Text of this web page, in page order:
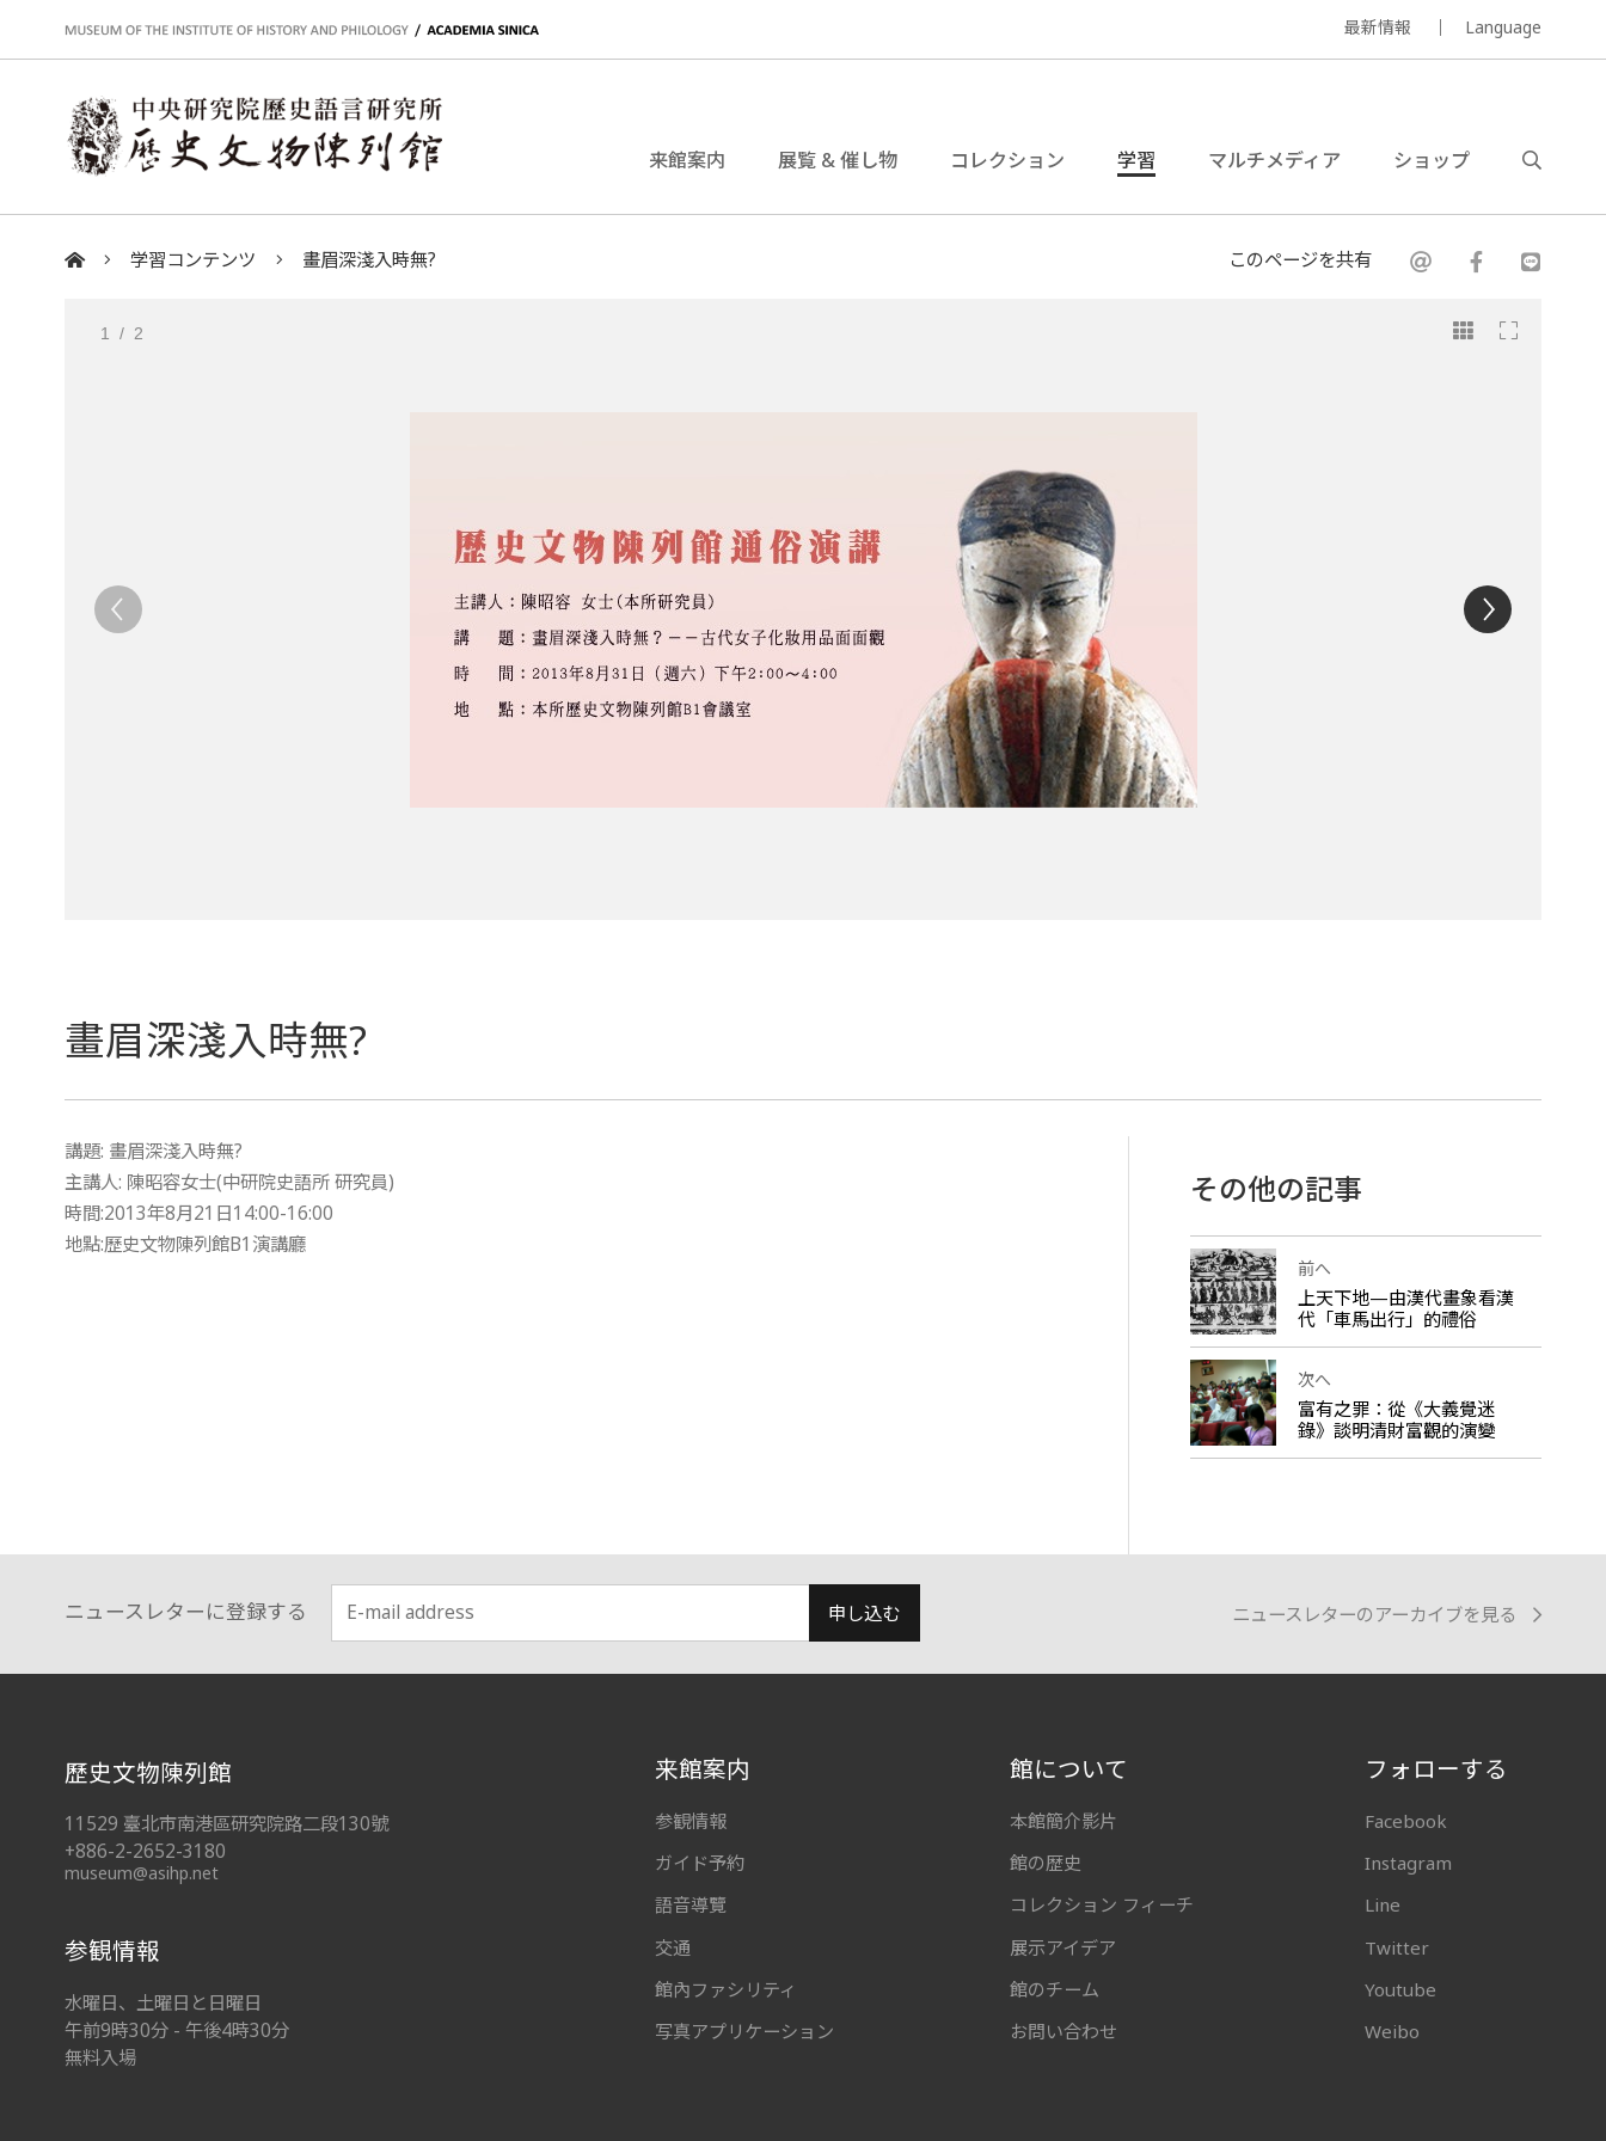
:::
最新情報 Language
来館案内 展覧 & 催し物 コレクション 学習 マルチメディア ショップ
学習コンテンツ ​畫眉深淺入時無? このページを共有
1 / 2
​畫眉深淺入時無?
講題: 畫眉深淺入時無?
主講人: 陳昭容女士(中研院史語所 研究員)
時間:2013年8月21日14:00-16:00
地點:歷史文物陳列館B1演講廳
その他の記事
前へ
上天下地—由漢代畫象看漢
代「車馬出行」的禮俗
次へ
富有之罪：從《大義覺迷
錄》談明清財富觀的演變
ニュースレターに登録する 申し込む ニュースレターのアーカイブを見る
:::
歷史文物陳列館
11529 臺北市南港區研究院路二段130號
+886-2-2652-3180
museum@asihp.net
参観情報
水曜日、土曜日と日曜日
午前9時30分 - 午後4時30分
無料入場
来館案内
参観情報
ガイド予約
語音導覽
交通
館內ファシリティ
写真アプリケーション
館について
本館簡介影片
館の歴史
コレクション フィーチ
展示アイデア
館のチーム
お問い合わせ
フォローする
Facebook
Instagram
Line
Twitter
Youtube
Weibo